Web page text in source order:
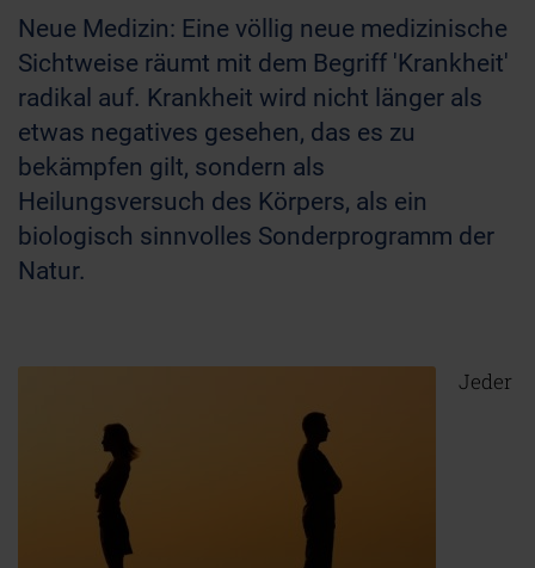
Neue Medizin: Eine völlig neue medizinische
Sichtweise räumt mit dem Begriff 'Krankheit'
radikal auf. Krankheit wird nicht länger als
etwas negatives gesehen, das es zu
bekämpfen gilt, sondern als
Heilungsversuch des Körpers, als ein
biologisch sinnvolles Sonderprogramm der
Natur.
Jeder